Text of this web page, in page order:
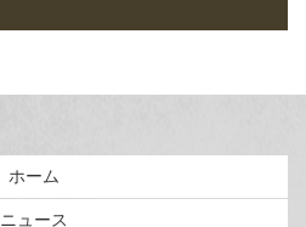
ホーム
ニュース